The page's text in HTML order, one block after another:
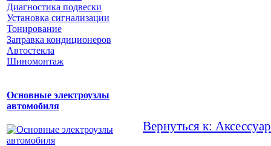
Диагностика подвески
Установка сигнализации
Тонирование
Заправка кондиционеров
Автостекла
Шиномонтаж
Основные электроузлы
автомобиля
Вернуться к: